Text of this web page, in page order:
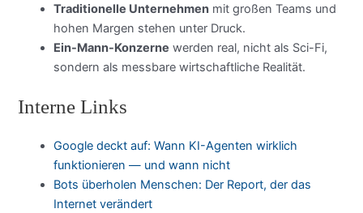
Traditionelle Unternehmen mit großen Teams und
hohen Margen stehen unter Druck.
Ein-Mann-Konzerne werden real, nicht als Sci-Fi,
sondern als messbare wirtschaftliche Realität.
Interne Links
Google deckt auf: Wann KI-Agenten wirklich
funktionieren — und wann nicht
Bots überholen Menschen: Der Report, der das
Internet verändert